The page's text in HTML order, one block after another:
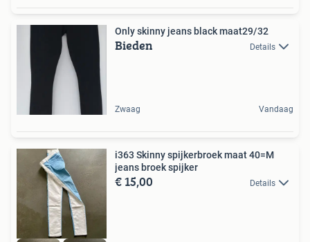
Only skinny jeans black maat29/32
Bieden Details
Zwaag Vandaag
i363 Skinny spijkerbroek maat 40=M
jeans broek spijker
€ 15,00 Details